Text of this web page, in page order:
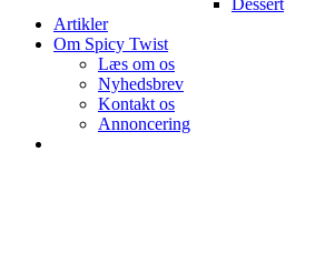
Dessert
Artikler
Om Spicy Twist
Læs om os
Nyhedsbrev
Kontakt os
Annoncering